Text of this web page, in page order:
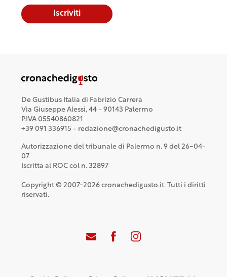
Iscriviti
De Gustibus Italia di Fabrizio Carrera
Via Giuseppe Alessi, 44 - 90143 Palermo
P.IVA 05540860821
+39 091 336915 - redazione@cronachedigusto.it
Autorizzazione del tribunale di Palermo n. 9 del 26-04-
07
Iscritta al ROC col n. 32897
Copyright © 2007-2026 cronachedigusto.it. Tutti i diritti
riservati.